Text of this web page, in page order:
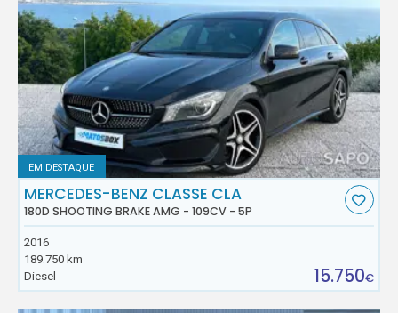
EM DESTAQUE
MERCEDES-BENZ CLASSE CLA
180D SHOOTING BRAKE AMG - 109CV - 5P
2016
189.750 km
Diesel
15.750€